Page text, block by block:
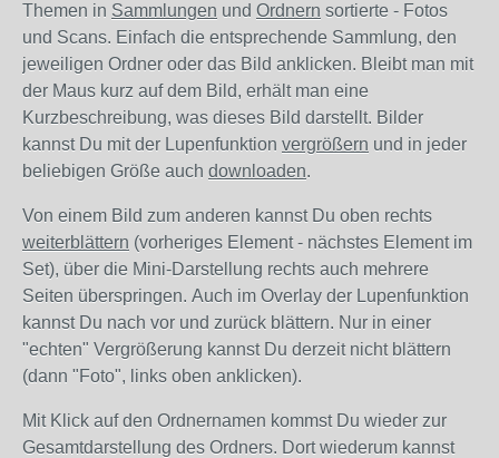
Themen in Sammlungen und Ordnern sortierte - Fotos
und Scans. Einfach die entsprechende Sammlung, den
jeweiligen Ordner oder das Bild anklicken. Bleibt man mit
der Maus kurz auf dem Bild, erhält man eine
Kurzbeschreibung, was dieses Bild darstellt. Bilder
kannst Du mit der Lupenfunktion vergrößern und in jeder
beliebigen Größe auch downloaden.
Von einem Bild zum anderen kannst Du oben rechts
weiterblättern (vorheriges Element - nächstes Element im
Set), über die Mini-Darstellung rechts auch mehrere
Seiten überspringen. Auch im Overlay der Lupenfunktion
kannst Du nach vor und zurück blättern. Nur in einer
"echten" Vergrößerung kannst Du derzeit nicht blättern
(dann "Foto", links oben anklicken).
Mit Klick auf den Ordnernamen kommst Du wieder zur
Gesamtdarstellung des Ordners. Dort wiederum kannst